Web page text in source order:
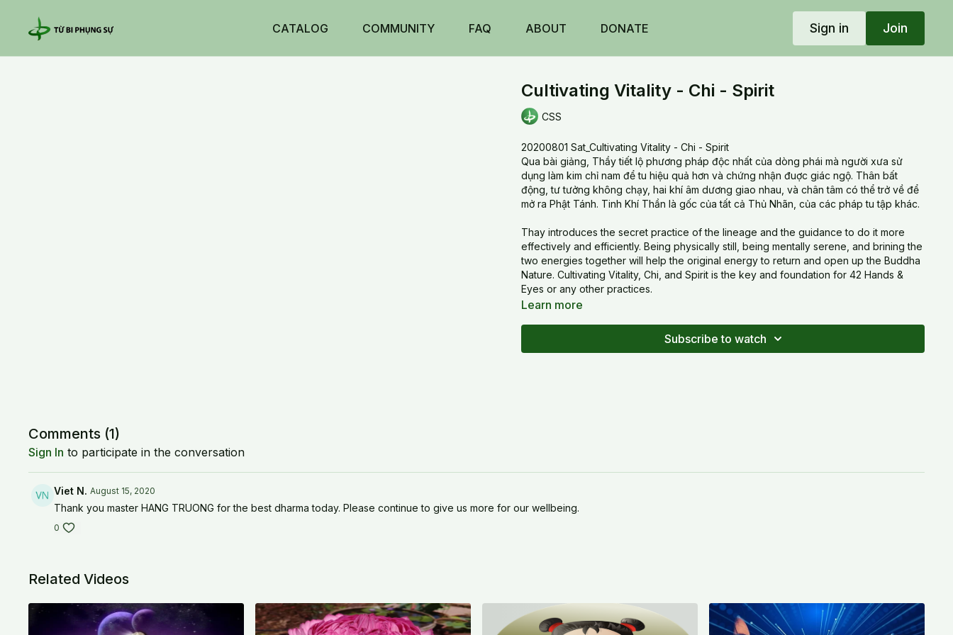
CATALOG COMMUNITY FAQ ABOUT DONATE Sign in Join
Cultivating Vitality - Chi - Spirit
CSS
20200801 Sat_Cultivating Vitality - Chi - Spirit
Qua bài giảng, Thầy tiết lộ phương pháp độc nhất của dòng phái mà người xưa sử
dụng làm kim chỉ nam để tu hiệu quả hơn và chứng nhận đuợc giác ngộ. Thân bất
động, tư tưởng không chạy, hai khí âm dương giao nhau, và chân tâm có thể trở về để
mở ra Phật Tánh. Tinh Khí Thần là gốc của tất cả Thủ Nhãn, của các pháp tu tập khác.
Thay introduces the secret practice of the lineage and the guidance to do it more
effectively and efficiently. Being physically still, being mentally serene, and brining the
two energies together will help the original energy to return and open up the Buddha
Nature. Cultivating Vitality, Chi, and Spirit is the key and foundation for 42 Hands &
Eyes or any other practices.
Learn more
Subscribe to watch
Comments (1)
Sign In to participate in the conversation
Viet N. August 15, 2020
Thank you master HANG TRUONG for the best dharma today. Please continue to give us more for our wellbeing.
0
Related Videos